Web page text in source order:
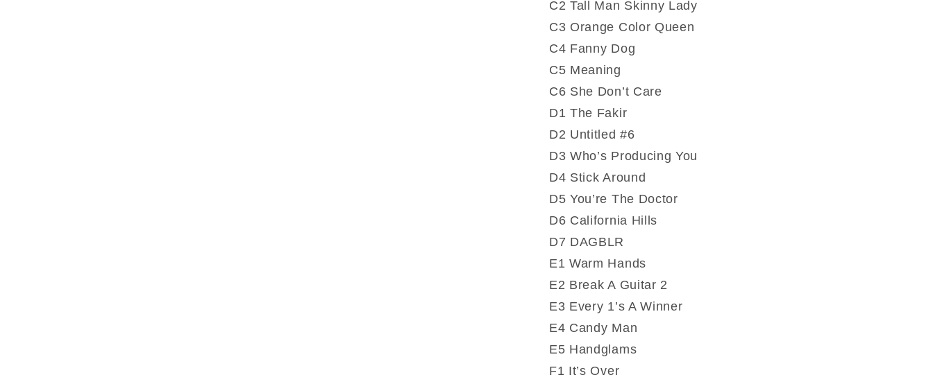
C2 Tall Man Skinny Lady
C3 Orange Color Queen
C4 Fanny Dog
C5 Meaning
C6 She Don’t Care
D1 The Fakir
D2 Untitled #6
D3 Who’s Producing You
D4 Stick Around
D5 You’re The Doctor
D6 California Hills
D7 DAGBLR
E1 Warm Hands
E2 Break A Guitar 2
E3 Every 1’s A Winner
E4 Candy Man
E5 Handglams
F1 It’s Over